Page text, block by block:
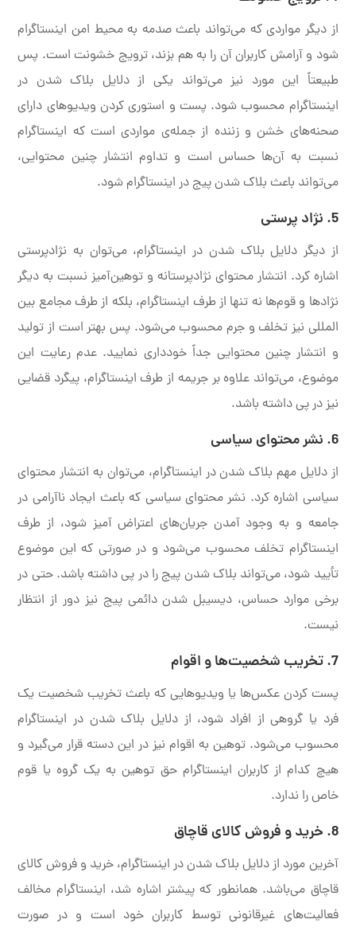
از دیگر مواردی که می‌تواند باعث صدمه به محیط امن اینستاگرام
شود و آرامش کاربران آن را به هم بزند، ترویج خشونت است. پس
طبیعتاً این مورد نیز می‌تواند یکی از دلایل بلاک شدن در
اینستاگرام محسوب شود. پست و استوری کردن ویدیوهای دارای
صحنه‌های خشن و زننده از جمله‌ی مواردی است که اینستاگرام
نسبت به آن‌ها حساس است و تداوم انتشار چنین محتوایی،
می‌تواند باعث بلاک شدن پیج در اینستاگرام شود.
5. نژاد پرستی
از دیگر دلایل بلاک شدن در اینستاگرام، می‌توان به نژادپرستی
اشاره کرد. انتشار محتوای نژادپرستانه و توهین‌آمیز نسبت به دیگر
نژادها و قوم‌ها نه تنها از طرف اینستاگرام، بلکه از طرف مجامع بین
المللی نیز تخلف و جرم محسوب می‌شود. پس بهتر است از تولید
و انتشار چنین محتوایی جداً خودداری نمایید. عدم رعایت این
موضوع، می‌تواند علاوه بر جریمه از طرف اینستاگرام، پیگرد قضایی
نیز در پی داشته باشد.
6. نشر محتوای سیاسی
از دلایل مهم بلاک شدن در اینستاگرام، می‌توان به انتشار محتوای
سیاسی اشاره کرد. نشر محتوای سیاسی که باعث ایجاد ناآرامی در
جامعه و به وجود آمدن جریان‌های اعتراض آمیز شود، از طرف
اینستاگرام تخلف محسوب می‌شود و در صورتی که این موضوع
تأیید شود، می‌تواند بلاک شدن پیج را در پی داشته باشد. حتی در
برخی موارد حساس، دیسیبل شدن دائمی پیج نیز دور از انتظار
نیست.
7. تخریب شخصیت‌ها و اقوام
پست کردن عکس‌ها یا ویدیوهایی که باعث تخریب شخصیت یک
فرد یا گروهی از افراد شود، از دلایل بلاک شدن در اینستاگرام
محسوب می‌شود. توهین به اقوام نیز در این دسته قرار می‌گیرد و
هیچ کدام از کاربران اینستاگرام حق توهین به یک گروه یا قوم
خاص را ندارد.
8. خرید و فروش کالای قاچاق
آخرین مورد از دلایل بلاک شدن در اینستاگرام، خرید و فروش کالای
قاچاق می‌باشد. همانطور که پیشتر اشاره شد، اینستاگرام مخالف
فعالیت‌های غیرقانونی توسط کاربران خود است و در صورت